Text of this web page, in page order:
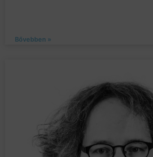
Bővebben »